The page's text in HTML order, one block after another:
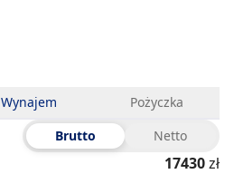
Wynajem
Pożyczka
Brutto
Netto
17430zł